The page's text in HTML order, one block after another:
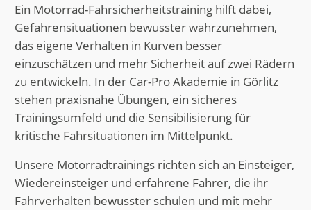
Ein Motorrad-Fahrsicherheitstraining hilft dabei,
Gefahrensituationen bewusster wahrzunehmen,
das eigene Verhalten in Kurven besser
einzuschätzen und mehr Sicherheit auf zwei Rädern
zu entwickeln. In der Car-Pro Akademie in Görlitz
stehen praxisnahe Übungen, ein sicheres
Trainingsumfeld und die Sensibilisierung für
kritische Fahrsituationen im Mittelpunkt.
Unsere Motorradtrainings richten sich an Einsteiger,
Wiedereinsteiger und erfahrene Fahrer, die ihr
Fahrverhalten bewusster schulen und mit mehr